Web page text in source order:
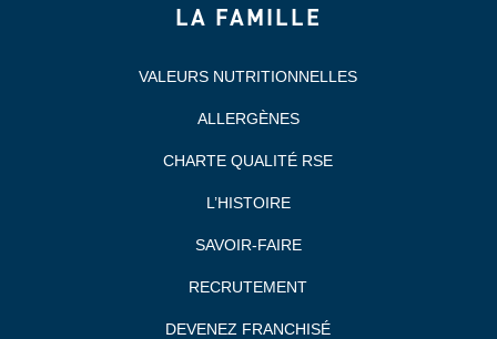
LA FAMILLE
VALEURS NUTRITIONNELLES
ALLERGÈNES
CHARTE QUALITÉ RSE
L’HISTOIRE
SAVOIR-FAIRE
RECRUTEMENT
DEVENEZ FRANCHISÉ